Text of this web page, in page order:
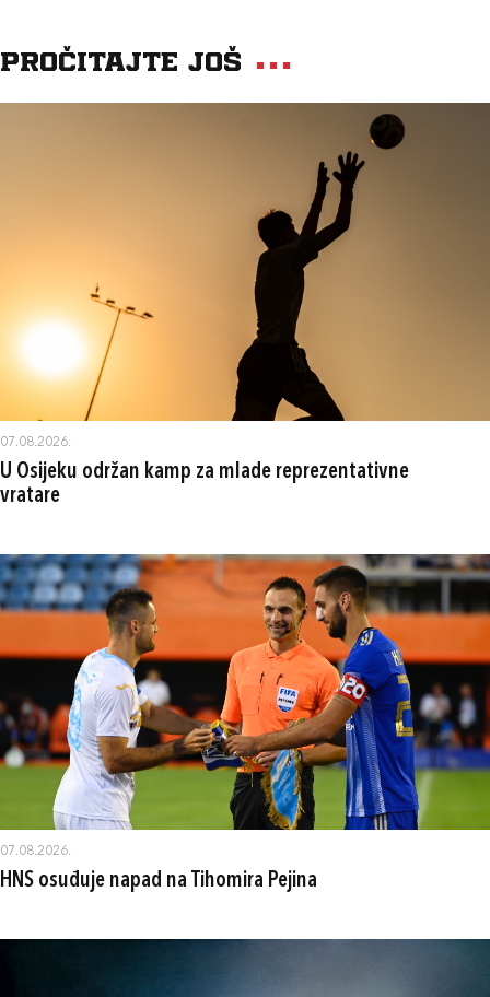
Pročitajte još
07.08.2026.
U Osijeku održan kamp za mlade reprezentativne
vratare
07.08.2026.
HNS osuđuje napad na Tihomira Pejina